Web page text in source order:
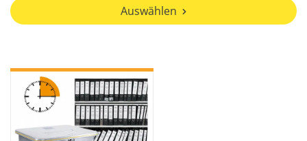
Auswählen